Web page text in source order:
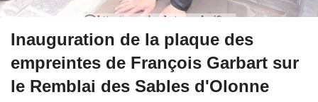
Inauguration de la plaque des
empreintes de François Garbart sur
le Remblai des Sables d'Olonne